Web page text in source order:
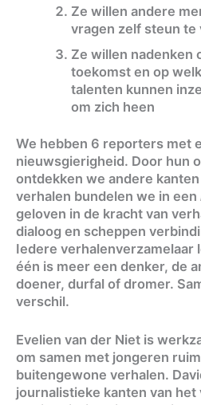
Ze willen andere
vragen zelf steun te
Ze willen nadenken
toekomst en op
talenten kunnen
om zich heen
We hebben 6 reporters met
nieuwsgierigheid. Door hun
ontdekken we andere
verhalen bundelen we in een
geloven in de kracht van
dialoog en scheppen
Iedere verhalenverzamelaar
één is meer een denker, de
doener, durfal of dromer.
verschil.
Evelien van der Niet is
om samen met jongeren
buitengewone verhalen.
journalistieke kanten van